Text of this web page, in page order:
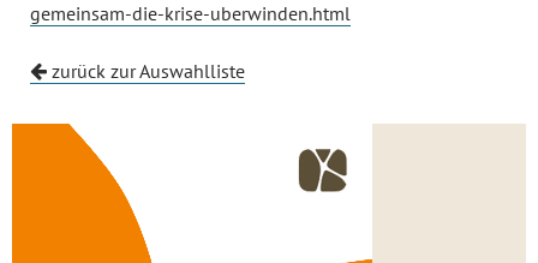
gemeinsam-die-krise-uberwinden.html
zurück zur Auswahlliste